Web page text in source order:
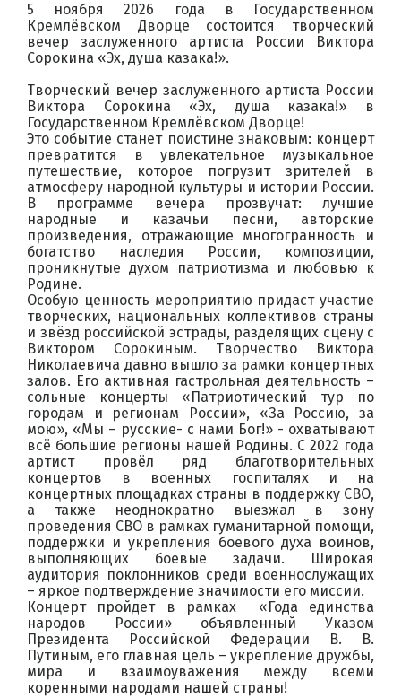
5 ноября 2026 года в Государственном
Кремлёвском Дворце состоится творческий
вечер заслуженного артиста России Виктора
Сорокина «Эх, душа казака!».
Творческий вечер заслуженного артиста России
Виктора Сорокина «Эх, душа казака!» в
Государственном Кремлёвском Дворце!
Это событие станет поистине знаковым: концерт
превратится в увлекательное музыкальное
путешествие, которое погрузит зрителей в
атмосферу народной культуры и истории России.
В программе вечера прозвучат: лучшие
народные и казачьи песни, авторские
произведения, отражающие многогранность и
богатство наследия России, композиции,
проникнутые духом патриотизма и любовью к
Родине.
Особую ценность мероприятию придаст участие
творческих, национальных коллективов страны
и звёзд российской эстрады, разделящих сцену с
Виктором Сорокиным. Творчество Виктора
Николаевича давно вышло за рамки концертных
залов. Его активная гастрольная деятельность –
сольные концерты «Патриотический тур по
городам и регионам России», «За Россию, за
мою», «Мы – русские- с нами Бог!» - охватывают
всё большие регионы нашей Родины. С 2022 года
артист провёл ряд благотворительных
концертов в военных госпиталях и на
концертных площадках страны в поддержку СВО,
а также неоднократно выезжал в зону
проведения СВО в рамках гуманитарной помощи,
поддержки и укрепления боевого духа воинов,
выполняющих боевые задачи. Широкая
аудитория поклонников среди военнослужащих
– яркое подтверждение значимости его миссии.
Концерт пройдет в рамках «Года единства
народов России» объявленный Указом
Президента Российской Федерации В. В.
Путиным, его главная цель – укрепление дружбы,
мира и взаимоуважения между всеми
коренными народами нашей страны!